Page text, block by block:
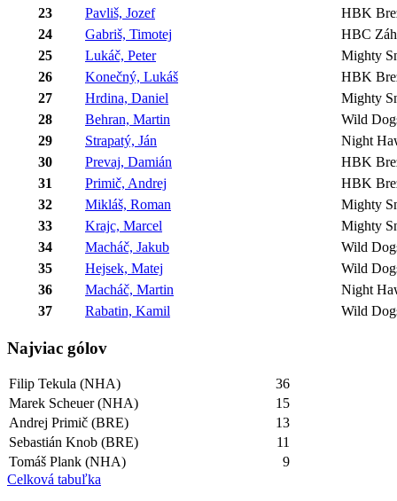
23
Pavliš, Jozef
HBK
24
Gabriš, Timotej
HBC
25
Lukáč, Peter
Mighty
26
Konečný, Lukáš
HBK
27
Hrdina, Daniel
Mighty
28
Behran, Martin
Wild
29
Strapatý, Ján
Night
30
Prevaj, Damián
HBK
31
Primič, Andrej
HBK
32
Mikláš, Roman
Mighty
33
Krajc, Marcel
Mighty
34
Macháč, Jakub
Wild
35
Hejsek, Matej
Wild
36
Macháč, Martin
Night
37
Rabatin, Kamil Wild
Najviac gólov
Filip Tekula (NHA)
36
Marek Scheuer (NHA)
15
Andrej Primič (BRE)
13
Sebastián Knob (BRE)
11
Tomáš Plank (NHA)
9
Celková tabuľka